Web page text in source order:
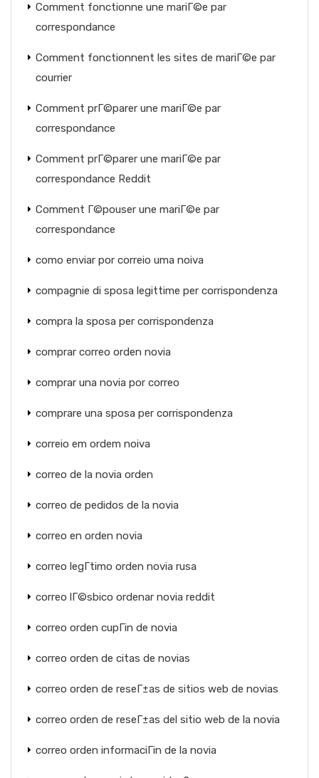
Comment fonctionne une mariГ©e par
correspondance
Comment fonctionnent les sites de mariГ©e par
courrier
Comment prГ©parer une mariГ©e par
correspondance
Comment prГ©parer une mariГ©e par
correspondance Reddit
Comment Г©pouser une mariГ©e par
correspondance
como enviar por correio uma noiva
compagnie di sposa legittime per corrispondenza
compra la sposa per corrispondenza
comprar correo orden novia
comprar una novia por correo
comprare una sposa per corrispondenza
correio em ordem noiva
correo de la novia orden
correo de pedidos de la novia
correo en orden novia
correo legГ­timo orden novia rusa
correo lГ©sbico ordenar novia reddit
correo orden cupГіn de novia
correo orden de citas de novias
correo orden de reseГ±as de sitios web de novias
correo orden de reseГ±as del sitio web de la novia
correo orden informaciГіn de la novia